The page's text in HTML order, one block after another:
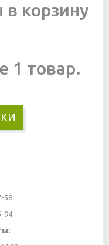
корзину
1 товар.
58
94